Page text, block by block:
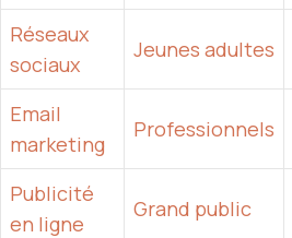
Réseaux
sociaux
Jeunes adultes
Email
marketing
Professionnels
Publicité
en ligne
Grand public